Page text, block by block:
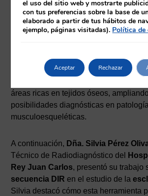
Técnico de Radiodiagnóstico del
Rey Juan Carlos, quien profundizó
de Tiempo de Eco Cero (ZTE)y su
exposición, Alberto explicó cómo esta
permite obtener imágenes de alta
áreas ricas en tejidos óseos,
posibilidades diagnósticas en
musculoesqueléticas.
A continuación, Dña. Silvia Pérez
Técnico de Radiodiagnóstico del
Rey Juan Carlos, presentó su trabajo
secuencia DIR en el estudio de la
Silvia destacó cómo esta herramienta
el uso del sitio web y mostrarte
con tus preferencias sobre la base de
elaborado a partir de tus hábitos de
ejemplo, páginas visitadas). Política de
Aceptar Rechazar